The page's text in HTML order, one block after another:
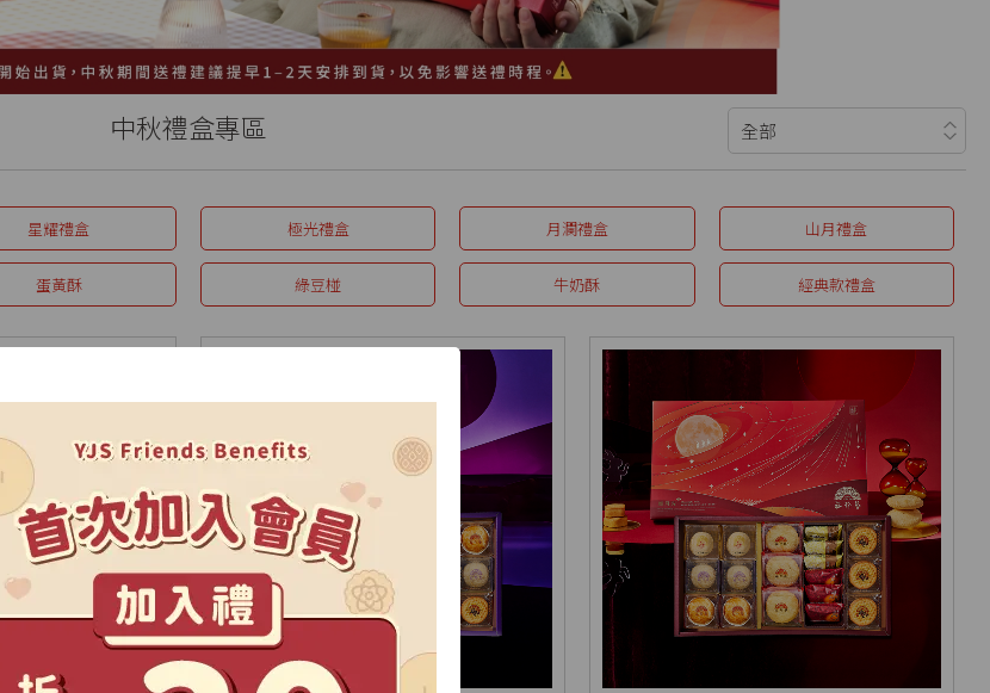
中秋禮盒專區
星耀禮盒 極光禮盒 月瀾禮盒 山月禮盒
蛋黃酥 綠豆椪 牛奶酥 經典款禮盒